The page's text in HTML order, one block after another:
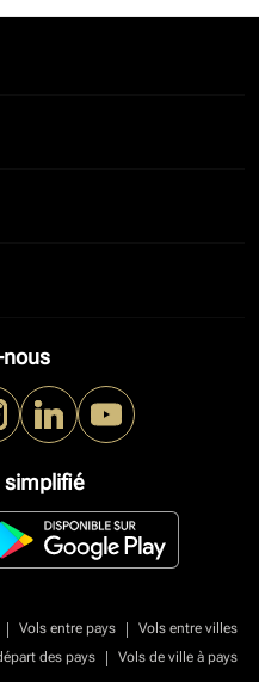
simplifié
| Vols entre pays |
Vols entre villes
des pays | Vols de ville à pays